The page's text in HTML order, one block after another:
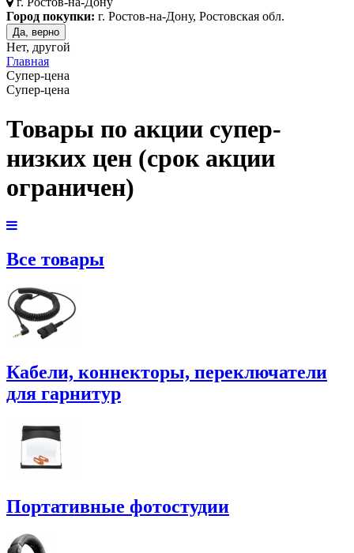
Город покупки: г. Ростов-на-Дону, Ростовская обл.
Да, верно
Нет, другой
Главная
Супер-цена
Супер-цена
Товары по акции супер-
низких цен (срок акции
ограничен)
Все товары
Кабели, коннекторы, переключатели
для гарнитур
Портативные фотостудии